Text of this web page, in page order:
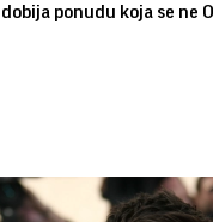
dobija ponudu koja se ne